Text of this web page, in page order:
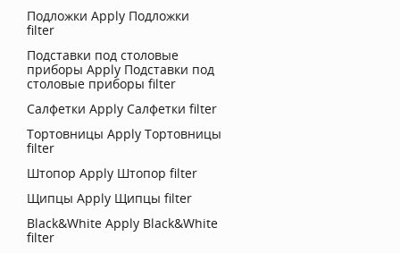
Подложки Apply Подложки
filter
Подставки под столовые
приборы Apply Подставки под
столовые приборы filter
Салфетки Apply Салфетки filter
Тортовницы Apply Тортовницы
filter
Штопор Apply Штопор filter
Щипцы Apply Щипцы filter
Black&White Apply Black&White
filter